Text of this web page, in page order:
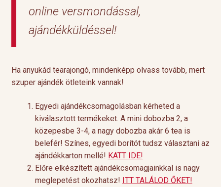
online versmondással,
ajándékküldéssel!
Ha anyukád tearajongó, mindenképp olvass tovább, mert
szuper ajándék ötleteink vannak!
Egyedi ajándékcsomagolásban kérheted a
kiválasztott termékeket. A mini dobozba 2, a
közepesbe 3-4, a nagy dobozba akár 6 tea is
belefér! Színes, egyedi borítót tudsz választani az
ajándékkarton mellé! KATT IDE!
Előre elkészített ajándékcsomagjainkkal is nagy
meglepetést okozhatsz! ITT TALÁLOD ŐKET!